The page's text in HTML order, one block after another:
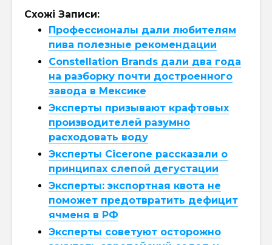
Схожі Записи:
Профессионалы дали любителям
пива полезные рекомендации
Constellation Brands дали два года
на разборку почти достроенного
завода в Мексике
Эксперты призывают крафтовых
производителей разумно
расходовать воду
Эксперты Cicerone рассказали о
принципах слепой дегустации
Эксперты: экспортная квота не
поможет предотвратить дефицит
ячменя в РФ
Эксперты советуют осторожно